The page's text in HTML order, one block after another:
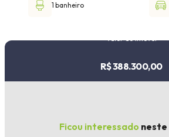
1 banheiro
R$ 388.300,00
Ficou interessado neste